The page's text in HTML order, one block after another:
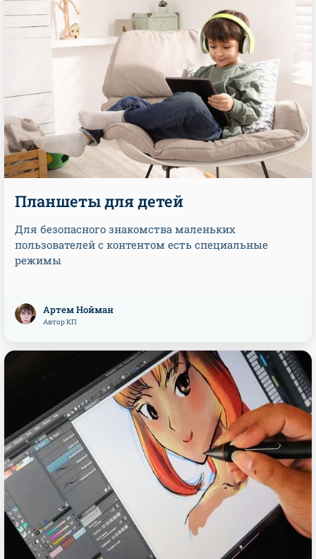
Планшеты для детей
Для безопасного знакомства маленьких
пользователей с контентом есть специальные
режимы
Артем Нойман
Автор КП